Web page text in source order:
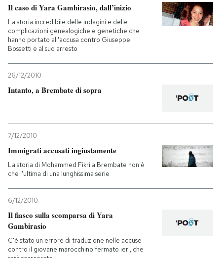
Sport
Mondiali calcio 2026
PODCAST
NEWSLETTER
SHOP
AREA PERSONALE
Il caso di Yara Gambirasio, dall’inizio
La storia incredibile delle indagini e delle
complicazioni genealogiche e genetiche che
hanno portato all'accusa contro Giuseppe
Bossetti e al suo arresto
26/12/2010
Intanto, a Brembate di sopra
7/12/2010
Immigrati accusati ingiustamente
La storia di Mohammed Fikri a Brembate non è
che l'ultima di una lunghissima serie
6/12/2010
Il fiasco sulla scomparsa di Yara
Gambirasio
C'è stato un errore di traduzione nelle accuse
contro il giovane marocchino fermato ieri, che